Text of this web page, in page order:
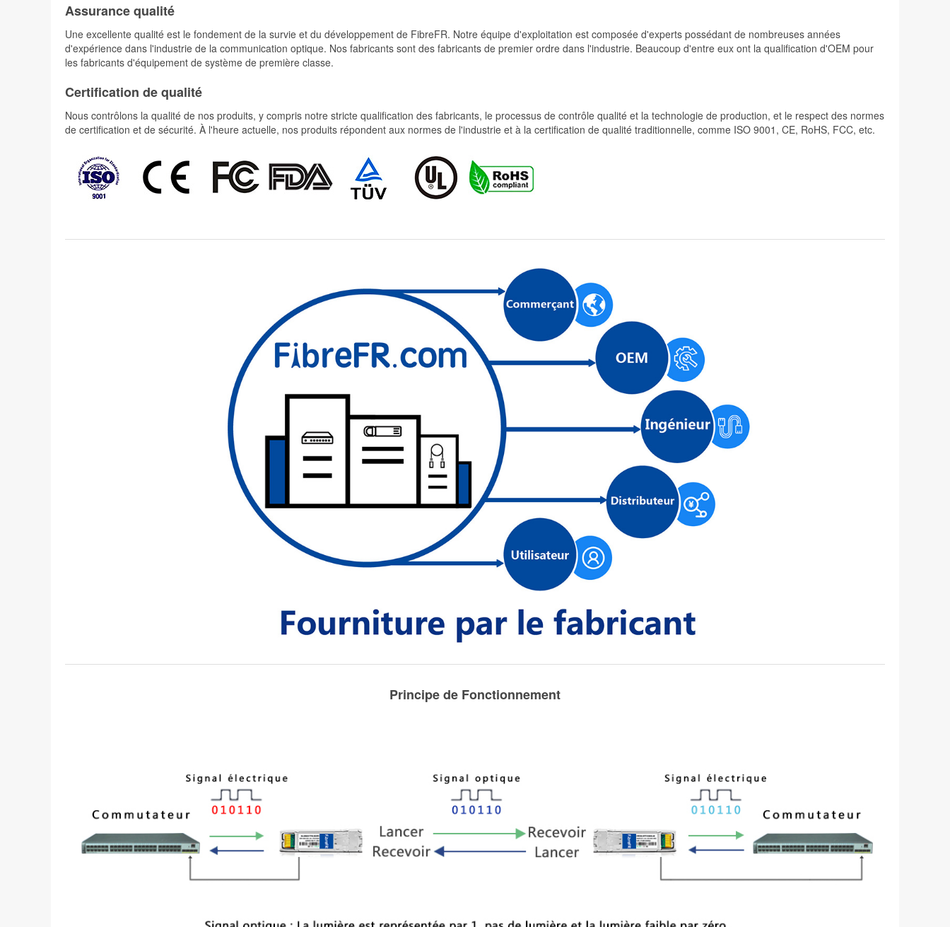
Assurance qualité
Une excellente qualité est le fondement de la survie et du développement de FibreFR. Notre équipe d'exploitation est composée d'experts possédant de nombreuses années
d'expérience dans l'industrie de la communication optique. Nos fabricants sont des fabricants de premier ordre dans l'industrie. Beaucoup d'entre eux ont la qualification d'OEM pour
les fabricants d'équipement de système de première classe.
Certification de qualité
Nous contrôlons la qualité de nos produits, y compris notre stricte qualification des fabricants, le processus de contrôle qualité et la technologie de production, et le respect des normes
de certification et de sécurité. À l'heure actuelle, nos produits répondent aux normes de l'industrie et à la certification de qualité traditionnelle, comme ISO 9001, CE, RoHS, FCC, etc.
Principe de Fonctionnement